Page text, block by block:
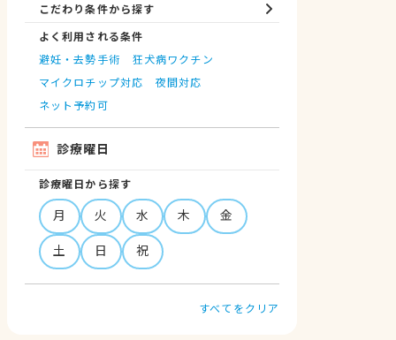
こだわり条件から探す
よく利用される条件
避妊・去勢手術
狂犬病ワクチン
マイクロチップ対応
夜間対応
ネット予約可
診療曜日
診療曜日から探す
月 火 水 木
金
土
日 祝
すべてをクリア